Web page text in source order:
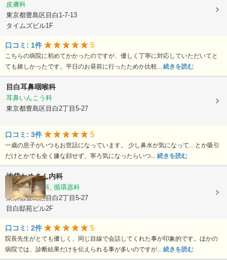
皮膚科
東京都豊島区目白1-7-13
タイムズビル1F
口コミ: 1件 5
こちらの病院に初めてかかったのですが、優しく丁寧に対応していただいてと
ても嬉しかったです。平日のお昼前に行ったためか比較... 続きを読む
目白耳鼻咽喉科
耳鼻いんこう科
東京都豊島区目白2丁目5-27
口コミ: 3件 5
一歳の息子がいつもお世話になっています。 少し鼻水が気になって…とか吸引
だけとかでも全く嫌な顔せず、寧ろ気になったらいつ... 続きを読む
池袋かめさん内科
内科, 消化器科, 循環器科
東京都豊島区目白2丁目5-27
目白邸苑ビル2F
口コミ: 2件 5
院長先生がとても優しく、同じ目線で会話してくれた事が印象的です。ほかの
病院では、診断結果だけを伝えられる事が多いのですが... 続きを読む